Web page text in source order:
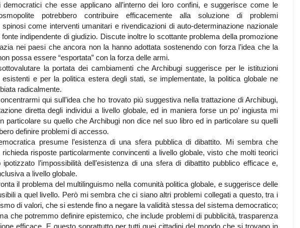
che esse applicano all’interno dei loro confini, e suggerisce come le
potrebbero contribuire efficacemente alla soluzione di problemi
spinosi come interventi umanitari e rivendicazioni di auto-determinazione nazionale
indipendente di giudizio. Discute inoltre lo scottante problema della promozione
nei paesi che ancora non la hanno adottata sostenendo con forza l’idea che la
possa essere “esportata” con la forza delle armi.
la portata dei cambiamenti che Archibugi suggerisce per le istituzioni
esistenti e per la politica estera degli stati, se implementate, la politica globale ne
radicalmente.
qui sull’idea che ho trovato più suggestiva nella trattazione di Archibugi,
diretta degli individui a livello globale, ed in maniera forse un po’ ingiusta mi
particolare su quello che Archibugi non dice nel suo libro ed in particolare su quelli
definire problemi di accesso.
presume l’esistenza di una sfera pubblica di dibattito. Mi sembra che
richieda risposte particolarmente convincenti a livello globale, visto che molti teorici
ipotizzato l’impossibilità dell’esistenza di una sfera di dibattito pubblico efficace e,
a livello globale.
il problema del multilinguismo nella comunità politica globale, e suggerisce delle
a quel livello. Però mi sembra che ci siano altri problemi collegati a questo, tra i
di valori, che si estende fino a negare la validità stessa del sistema democratico;
che potremmo definire epistemico, che include problemi di pubblicità, trasparenza